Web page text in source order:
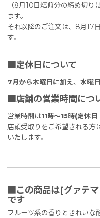
（8月10日焙煎分の締め切り
ます。
それ以降のご注文は、8月17
す。
■定休日について
7月から木曜日に加え、水曜
■店舗の営業時間につ
営業時間は11時〜15時(定休
店頭受取りをご希望される方
いたします。
■この商品は[グァテ
です
フルーツ系の香りときれいな